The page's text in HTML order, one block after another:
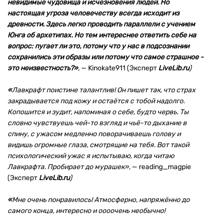
невидимые чудовища и исчезновения людей. Но
настоящая угроза человечеству всегда исходит из
древности. Здесь легко проводить параллели с учением
Юнга об архетипах. Но тем интереснее ответить себе на
вопрос: пугает ли это, потому что у нас в подсознании
сохранились эти образы или потому что самое страшное -
это неизвестность?», — Kinokate911 (Эксперт LiveLib.ru)
«Лавкрафт поистине талантлив! Он пишет так, что страх
закрадывается под кожу и остаётся с тобой надолго.
Копошится и зудит, напоминая о себе, будто червь. Ты
словно чувствуешь чей-то взгляд и чьё-то дыхание в
спину, с ужасом медленно поворачиваешь голову и
видишь огромные глаза, смотрящие на тебя. Вот такой
психологический ужас я испытываю, когда читаю
Лавкрафта. Пробирает до мурашек», — reading_magpie
(Эксперт LiveLib.ru)
«Мне очень понравилось! Атмосферно, напряжённо до
самого конца, интересно и оооочень необычно!